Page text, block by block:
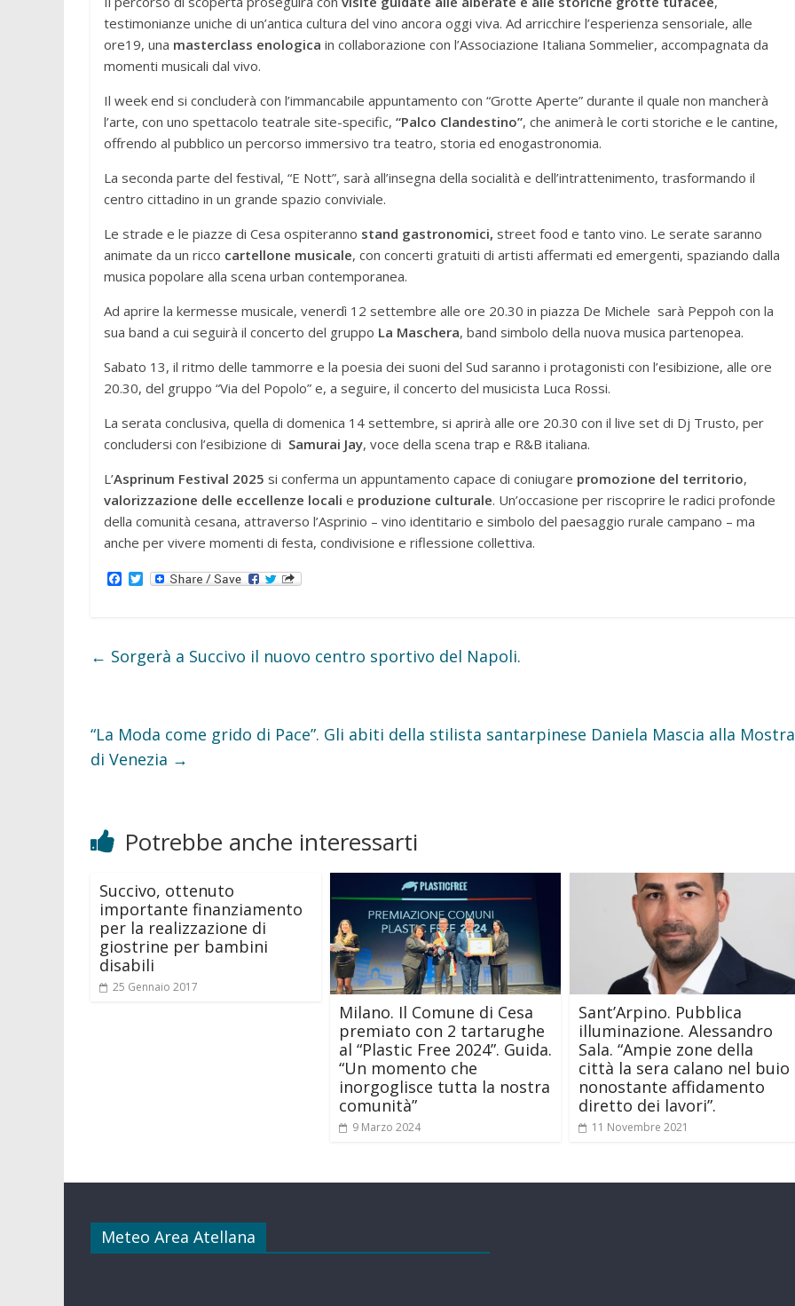
testimonianze uniche di un’antica cultura del vino ancora oggi viva. Ad arricchire l’esperienza sensoriale, alle
ore19, una masterclass enologica in collaborazione con l’Associazione Italiana Sommelier, accompagnata da
momenti musicali dal vivo.
Il week end si concluderà con l’immancabile appuntamento con “Grotte Aperte” durante il quale non mancherà
l’arte, con uno spettacolo teatrale site-specific, “Palco Clandestino”, che animerà le corti storiche e le cantine,
offrendo al pubblico un percorso immersivo tra teatro, storia ed enogastronomia.
La seconda parte del festival, “E Nott”, sarà all’insegna della socialità e dell’intrattenimento, trasformando il
centro cittadino in un grande spazio conviviale.
Le strade e le piazze di Cesa ospiteranno stand gastronomici, street food e tanto vino. Le serate saranno
animate da un ricco cartellone musicale, con concerti gratuiti di artisti affermati ed emergenti, spaziando dalla
musica popolare alla scena urban contemporanea.
Ad aprire la kermesse musicale, venerdì 12 settembre alle ore 20.30 in piazza De Michele sarà Peppoh con la
sua band a cui seguirà il concerto del gruppo La Maschera, band simbolo della nuova musica partenopea.
Sabato 13, il ritmo delle tammorre e la poesia dei suoni del Sud saranno i protagonisti con l’esibizione, alle ore
20.30, del gruppo “Via del Popolo” e, a seguire, il concerto del musicista Luca Rossi.
La serata conclusiva, quella di domenica 14 settembre, si aprirà alle ore 20.30 con il live set di Dj Trusto, per
concludersi con l’esibizione di Samurai Jay, voce della scena trap e R&B italiana.
L’Asprinum Festival 2025 si conferma un appuntamento capace di coniugare promozione del territorio,
valorizzazione delle eccellenze locali e produzione culturale. Un’occasione per riscoprire le radici profonde
della comunità cesana, attraverso l’Asprinio – vino identitario e simbolo del paesaggio rurale campano – ma
anche per vivere momenti di festa, condivisione e riflessione collettiva.
o
o
T
e
r
← Sorgerà a Succivo il nuovo centro sportivo del Napoli.
“La Moda come grido di Pace”. Gli abiti della stilista santarpinese Daniela Mascia alla Mostra
di Venezia →
Potrebbe anche interessarti
Succivo, ottenuto
importante finanziamento
per la realizzazione di
giostrine per bambini
disabili
25 Gennaio 2017
Milano. Il Comune di Cesa
premiato con 2 tartarughe
al “Plastic Free 2024”. Guida.
“Un momento che
inorgoglisce tutta la nostra
comunità”
9 Marzo 2024
Sant’Arpino. Pubblica
illuminazione. Alessandro
Sala. “Ampie zone della
città la sera calano nel buio
nonostante affidamento
diretto dei lavori”.
11 Novembre 2021
Meteo Area Atellana